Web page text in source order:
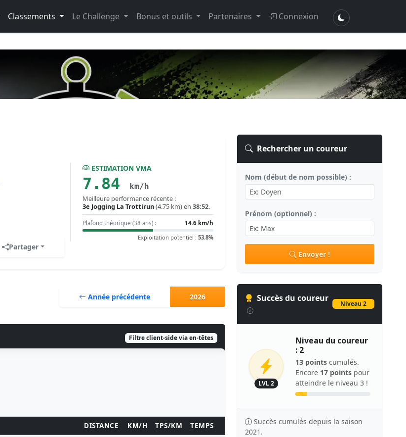
Classements Le Challenge Bonus et outils Partenaires Connexion
Partager
ESTIMATION VMA
7.84 km/h
Meilleure performance récente :
3e Jogging La Trottirun(4.75 km) en 38:52.
Plafond théorique (38 ans) :
14.6 km/h
Exploitation potentiel : 53.8%
Année précédente 2026
Filtre client-side via en-têtes
DISTANCE KM/H TPS/KM TEMPS POINTS
Rechercher un coureur
Nom (début de nom possible) :
Prénom (optionnel) :
Envoyer !
Succès du coureur
Niveau 2
LVL 2
Niveau du coureur
: 2
13 points cumulés.
Encore 17 points pour
atteindre le niveau 3 !
Succès cumulés depuis la saison
2021.